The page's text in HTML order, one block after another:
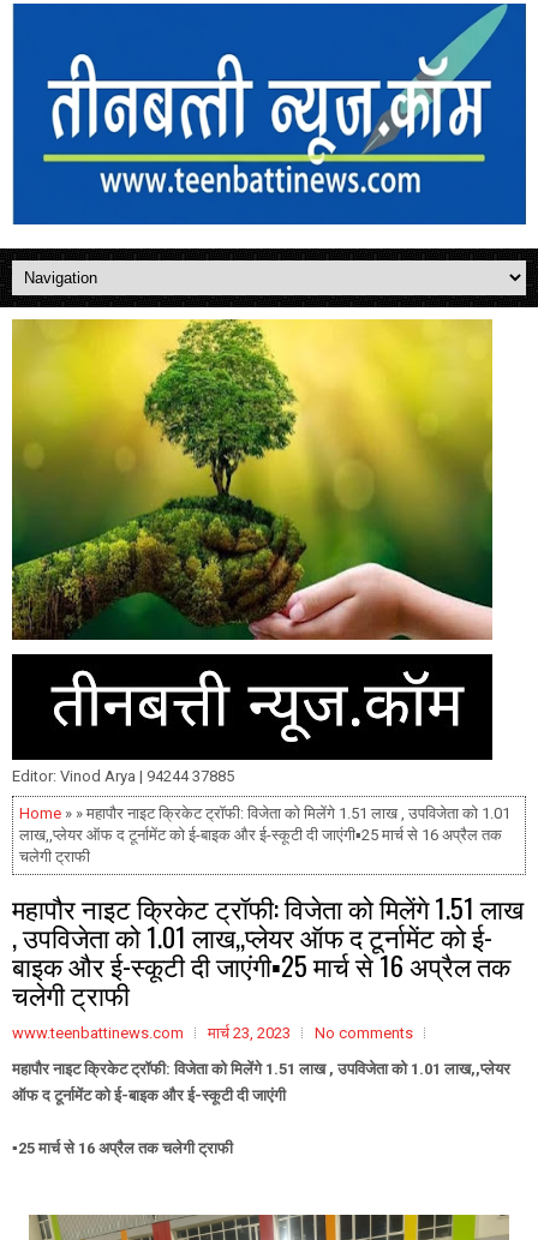
Editor: Vinod Arya | 94244 37885
Home » » महापौर नाइट क्रिकेट ट्रॉफी: विजेता को मिलेंगे 1.51 लाख , उपविजेता को 1.01
लाख,,प्लेयर ऑफ द टूर्नामेंट को ई-बाइक और ई-स्कूटी दी जाएंगी▪️25 मार्च से 16 अप्रैल तक
चलेगी ट्राफी
महापौर नाइट क्रिकेट ट्रॉफी: विजेता को मिलेंगे 1.51 लाख
, उपविजेता को 1.01 लाख,,प्लेयर ऑफ द टूर्नामेंट को ई-
बाइक और ई-स्कूटी दी जाएंगी▪️25 मार्च से 16 अप्रैल तक
चलेगी ट्राफी
www.teenbattinews.com मार्च 23, 2023
No comments
महापौर नाइट क्रिकेट ट्रॉफी: विजेता को मिलेंगे 1.51 लाख , उपविजेता को 1.01 लाख,,प्लेयर
ऑफ द टूर्नामेंट को ई-बाइक और ई-स्कूटी दी जाएंगी
▪️25 मार्च से 16 अप्रैल तक चलेगी ट्राफी